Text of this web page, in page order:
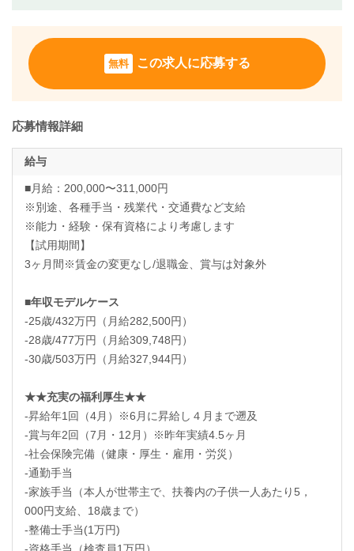
無料 この求人に応募する
応募情報詳細
給与
■月給：200,000〜311,000円
※別途、各種手当・残業代・交通費など支給
※能力・経験・保有資格により考慮します
【試用期間】
3ヶ月間※賃金の変更なし/退職金、賞与は対象外
■年収モデルケース
-25歳/432万円（月給282,500円）
-28歳/477万円（月給309,748円）
-30歳/503万円（月給327,944円）
★★充実の福利厚生★★
-昇給年1回（4月）※6月に昇給し４月まで遡及
-賞与年2回（7月・12月）※昨年実績4.5ヶ月
-社会保険完備（健康・厚生・雇用・労災）
-通勤手当
-家族手当（本人が世帯主で、扶養内の子供一人あたり5，
000円支給、18歳まで）
-整備士手当(1万円)
-資格手当（検査員1万円）